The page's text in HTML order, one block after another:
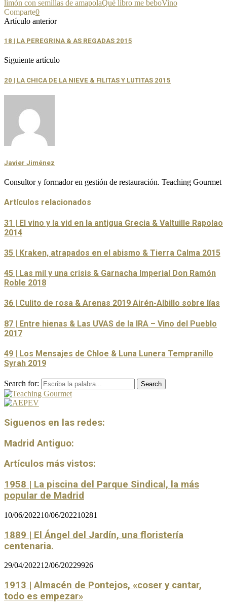
limón con semillas de amapolaQué libro me beboVino
Comparte0
Artículo anterior
18 | LA PEREGRINA & AS REGADAS 2015
Siguiente artículo
20 | LA CHICA DE LA NIEVE & FILITAS Y LUTITAS 2015
Javier Jiménez
Consultor y formador en gestión de restauración. Teaching Gourmet
Artículos relacionados
31 | El vino y la vid en la antigua Grecia & Valtuille Rapolao
2014
35 | Kraken, atrapados en el abismo & Tierra Calma 2015
45 | Las mil y una crisis & Garnacha Imperial Don Ramón
Roble 2018
36 | Culito de rosa & Arenas 2019 Airén-Albillo sobre lías
87 | Entre hienas & Las UVAS de la IRA – Vino del Pueblo
2017
49 | Los Mensajes de Chloe & Luna Lunera Tempranillo
Syrah 2019
Search for: Search
Siguenos en las redes:
Madrid Antiguo:
Artículos más vistos:
1958 | La piscina del Parque Sindical, la más
popular de Madrid
10/06/202210/06/202210281
1889 | El Ángel del Jardín, una floristería
centenaria.
29/04/202212/06/20229926
1913 | Almacén de Pontejos, «coser y cantar,
todo es empezar»